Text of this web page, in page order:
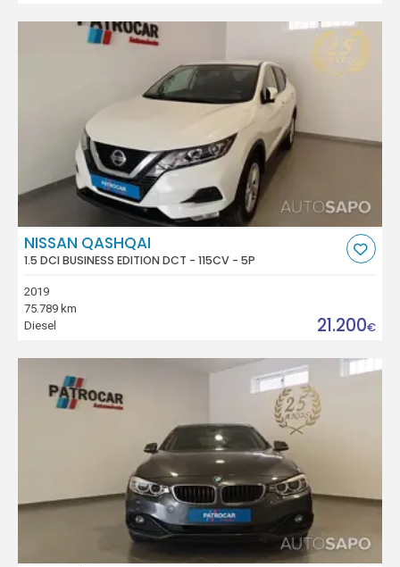
NISSAN QASHQAI
1.5 DCI BUSINESS EDITION DCT - 115CV - 5P
2019
75.789 km
Diesel
21.200€